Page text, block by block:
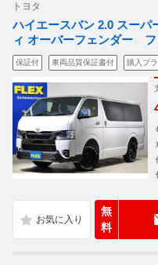
トヨタ
ハイエースバン 2.0 スーパ
ィ オーバーフェンダー フ
保証付 車両品質保証書付 購入プ
無
料